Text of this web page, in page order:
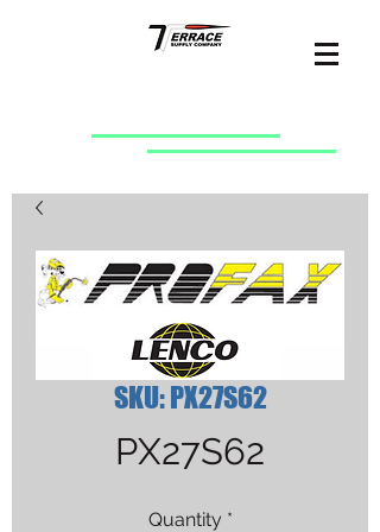
SKU: PX27S62
PX27S62
Quantity *